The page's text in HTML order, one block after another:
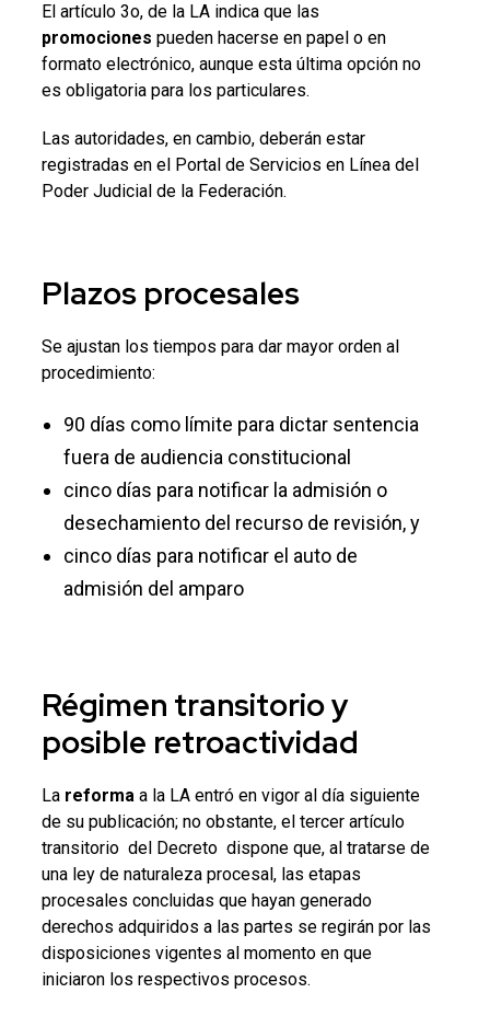
El artículo 3o, de la LA indica que las
promociones pueden hacerse en papel o en
formato electrónico, aunque esta última opción no
es obligatoria para los particulares.
Las autoridades, en cambio, deberán estar
registradas en el Portal de Servicios en Línea del
Poder Judicial de la Federación.
Plazos procesales
Se ajustan los tiempos para dar mayor orden al
procedimiento:
90 días como límite para dictar sentencia
fuera de audiencia constitucional
cinco días para notificar la admisión o
desechamiento del recurso de revisión, y
cinco días para notificar el auto de
admisión del amparo
Régimen transitorio y
posible retroactividad
La reformaa la LA entró en vigor al día siguiente
de su publicación; no obstante, el tercer artículo
transitorio del Decreto dispone que, al tratarse de
una ley de naturaleza procesal, las etapas
procesales concluidas que hayan generado
derechos adquiridos a las partes se regirán por las
disposiciones vigentes al momento en que
iniciaron los respectivos procesos.